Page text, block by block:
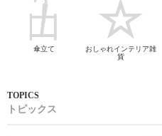
傘立て
おしゃれインテリア雑
貨
トピックス